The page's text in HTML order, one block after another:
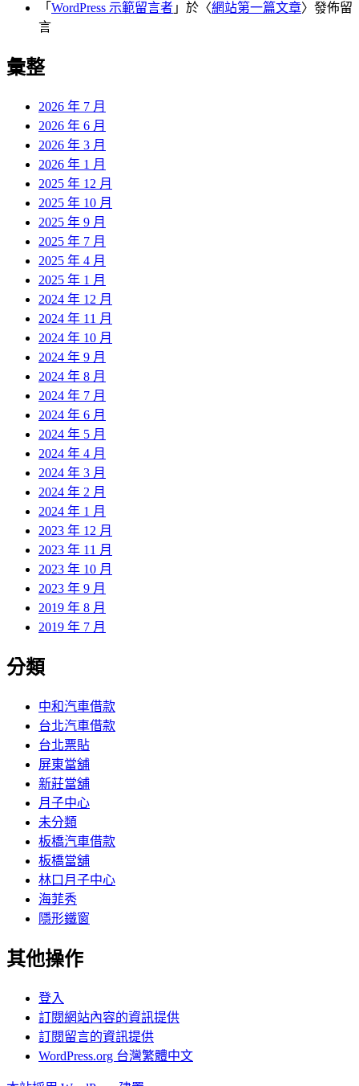
「 WordPress 示範留言者 」於〈網站第一篇文章〉發佈留
言
彙整
2026 年 7 月
2026 年 6 月
2026 年 3 月
2026 年 1 月
2025 年 12 月
2025 年 10 月
2025 年 9 月
2025 年 7 月
2025 年 4 月
2025 年 1 月
2024 年 12 月
2024 年 11 月
2024 年 10 月
2024 年 9 月
2024 年 8 月
2024 年 7 月
2024 年 6 月
2024 年 5 月
2024 年 4 月
2024 年 3 月
2024 年 2 月
2024 年 1 月
2023 年 12 月
2023 年 11 月
2023 年 10 月
2023 年 9 月
2019 年 8 月
2019 年 7 月
分類
中和汽車借款
台北汽車借款
台北票貼
屏東當舖
新莊當舖
月子中心
未分類
板橋汽車借款
板橋當舖
林口月子中心
海菲秀
隱形鐵窗
其他操作
登入
訂閱網站內容的資訊提供
訂閱留言的資訊提供
WordPress.org 台灣繁體中文